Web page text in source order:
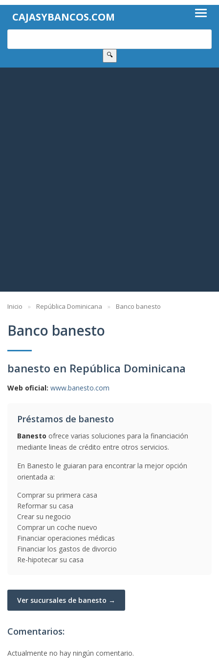
CAJASYBANCOS.COM
🔍
Inicio República Dominicana Banco banesto
Banco banesto
banesto en República Dominicana
Web oficial: www.banesto.com
Préstamos de banesto
Banesto ofrece varias soluciones para la financiación
mediante lineas de crédito entre otros servicios.
En Banesto le guiaran para encontrar la mejor opción
orientada a:
Comprar su primera casa
Reformar su casa
Crear su negocio
Comprar un coche nuevo
Financiar operaciones médicas
Financiar los gastos de divorcio
Re-hipotecar su casa
Ver sucursales de banesto →
Comentarios:
Actualmente no hay ningún comentario.